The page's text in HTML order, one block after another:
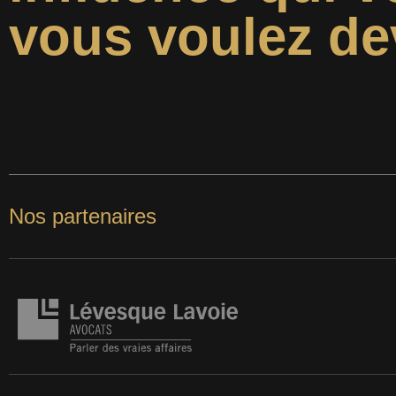
vous voulez
Nos partenaires